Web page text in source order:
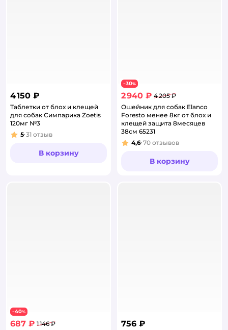
4 150 ₽
Таблетки от блох и клещей
для собак Симпарика Zoetis
120мг №3
Рейтинг:
5 31 отзыв
В корзину
−30%
2 940 ₽ 4 205 ₽
Ошейник для собак Elanco
Foresto менее 8кг от блох и
клещей защита 8месяцев
38см 65231
Рейтинг:
4,6 70 отзывов
В корзину
−40%
687 ₽ 1 146 ₽
756 ₽